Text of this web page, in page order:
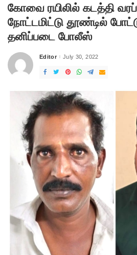
கோவை ரயிலில் கடத்தி
நோட்டமிட்டு தூண்டில்
தனிப்படை போலீஸ்
Posted
Editor July 30, 2022